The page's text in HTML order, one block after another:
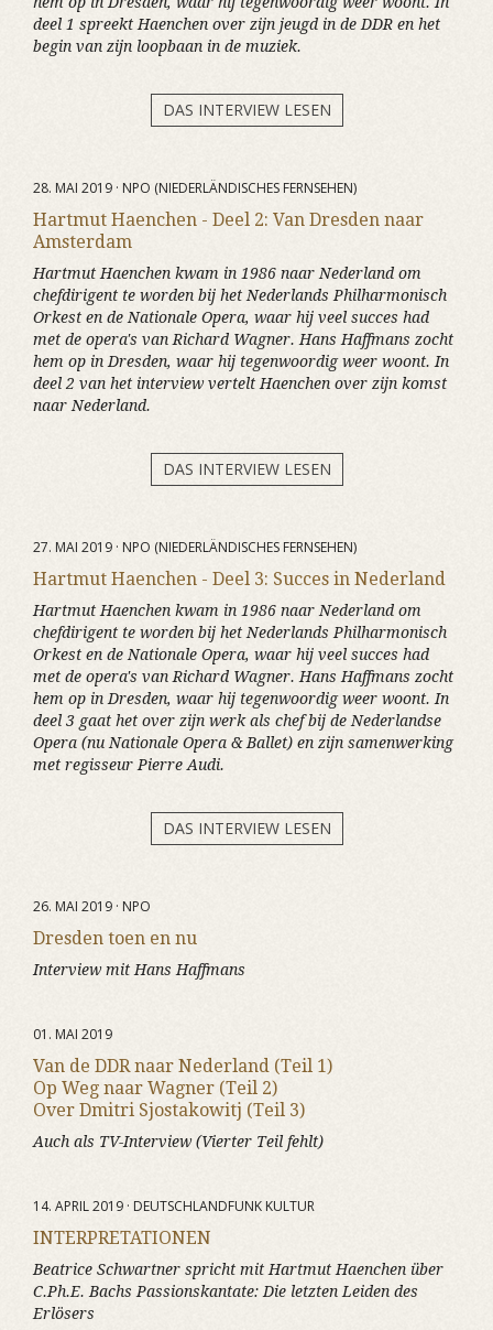
deel 1 spreekt Haenchen over zijn jeugd in de DDR en het
begin van zijn loopbaan in de muziek.
DAS INTERVIEW LESEN
28. MAI 2019 · NPO (NIEDERLÄNDISCHES FERNSEHEN)
Hartmut Haenchen - Deel 2: Van Dresden naar
Amsterdam
Hartmut Haenchen kwam in 1986 naar Nederland om
chefdirigent te worden bij het Nederlands Philharmonisch
Orkest en de Nationale Opera, waar hij veel succes had
met de opera's van Richard Wagner. Hans Haffmans zocht
hem op in Dresden, waar hij tegenwoordig weer woont. In
deel 2 van het interview vertelt Haenchen over zijn komst
naar Nederland.
DAS INTERVIEW LESEN
27. MAI 2019 · NPO (NIEDERLÄNDISCHES FERNSEHEN)
Hartmut Haenchen - Deel 3: Succes in Nederland
Hartmut Haenchen kwam in 1986 naar Nederland om
chefdirigent te worden bij het Nederlands Philharmonisch
Orkest en de Nationale Opera, waar hij veel succes had
met de opera's van Richard Wagner. Hans Haffmans zocht
hem op in Dresden, waar hij tegenwoordig weer woont. In
deel 3 gaat het over zijn werk als chef bij de Nederlandse
Opera (nu Nationale Opera & Ballet) en zijn samenwerking
met regisseur Pierre Audi.
DAS INTERVIEW LESEN
26. MAI 2019 · NPO
Dresden toen en nu
Interview mit Hans Haffmans
01. MAI 2019
Van de DDR naar Nederland (Teil 1)
Op Weg naar Wagner (Teil 2)
Over Dmitri Sjostakowitj (Teil 3)
Auch als TV-Interview (Vierter Teil fehlt)
14. APRIL 2019 · DEUTSCHLANDFUNK KULTUR
INTERPRETATIONEN
Beatrice Schwartner spricht mit Hartmut Haenchen über
C.Ph.E. Bachs Passionskantate: Die letzten Leiden des
Erlösers